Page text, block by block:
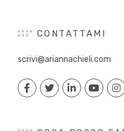
CONTATTAMI
scrivi@ariannachieli.com